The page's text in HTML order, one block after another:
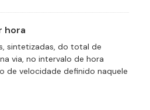
hora
sintetizadas, do total de
via, no intervalo de hora
de velocidade definido naquele